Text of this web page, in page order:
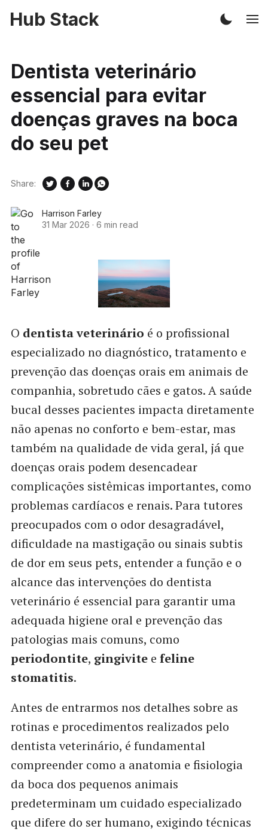
Hub Stack
Dentista veterinário
essencial para evitar
doenças graves na boca
do seu pet
Harrison Farley
31 Mar 2026 · 6 min read
Share:
O dentista veterinário é o profissional
especializado no diagnóstico, tratamento e
prevenção das doenças orais em animais de
companhia, sobretudo cães e gatos. A saúde
bucal desses pacientes impacta diretamente
não apenas no conforto e bem-estar, mas
também na qualidade de vida geral, já que
doenças orais podem desencadear
complicações sistêmicas importantes, como
problemas cardíacos e renais. Para tutores
preocupados com o odor desagradável,
dificuldade na mastigação ou sinais subtis
de dor em seus pets, entender a função e o
alcance das intervenções do dentista
veterinário é essencial para garantir uma
adequada higiene oral e prevenção das
patologias mais comuns, como
periodontite, gingivitee feline
stomatitis.
Antes de entrarmos nos detalhes sobre as
rotinas e procedimentos realizados pelo
dentista veterinário, é fundamental
compreender como a anatomia e fisiologia
da boca dos pequenos animais
predeterminam um cuidado especializado
que difere do ser humano, exigindo técnicas